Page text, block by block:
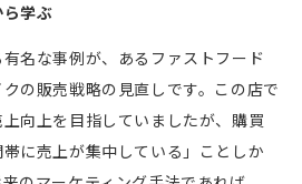
学ぶ
名な事例が、あるファストフード
の販売戦略の見直しです。この店で
向上を目指していましたが、購買
に売上が集中している」ことしか